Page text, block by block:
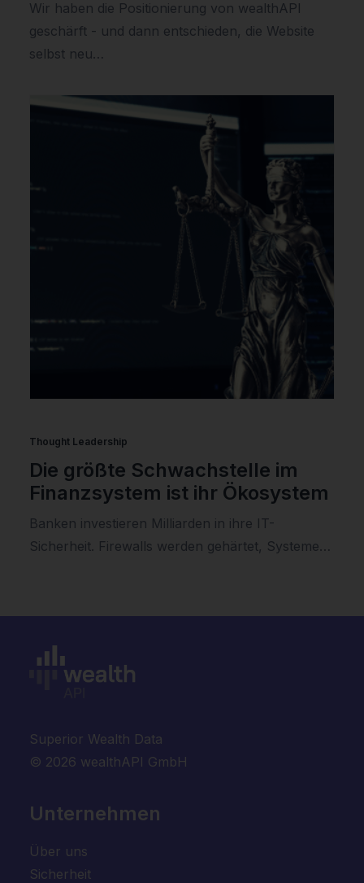
Wir haben die Positionierung von wealthAPI
geschärft - und dann entschieden, die Website
selbst neu…
Thought Leadership
Die größte Schwachstelle im
Finanzsystem ist ihr Ökosystem
Banken investieren Milliarden in ihre IT-
Sicherheit. Firewalls werden gehärtet, Systeme…
Superior Wealth Data
© 2026 wealthAPI GmbH
Unternehmen
Über uns
Sicherheit